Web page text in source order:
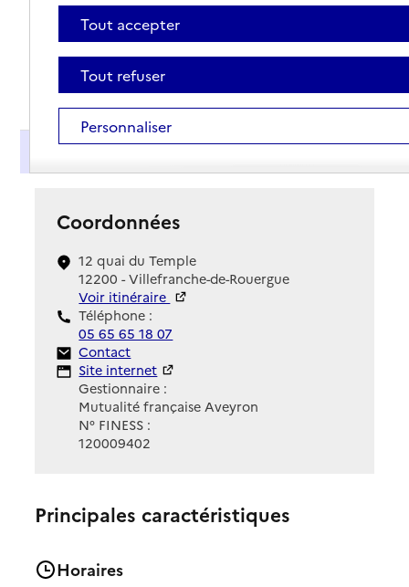
Coordonnées
12 quai du Temple
12200 - Villefranche-de-Rouergue
Voir itinéraire
Téléphone :
05 65 65 18 07
Contact
Contact
Site Internet
Site internet
Gestionnaire :
Mutualité française Aveyron
N° FINESS :
120009402
Principales caractéristiques
Horaires
Tout accepter
Tout refuser
Personnaliser